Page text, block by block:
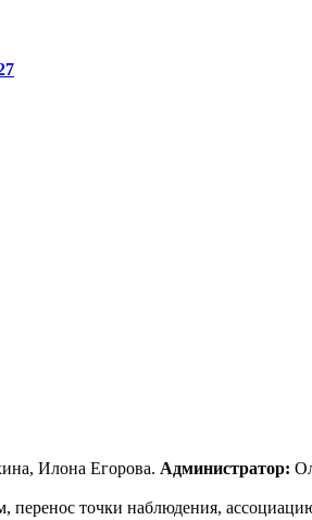
Илона Егорова. Администратор:
точки наблюдения,